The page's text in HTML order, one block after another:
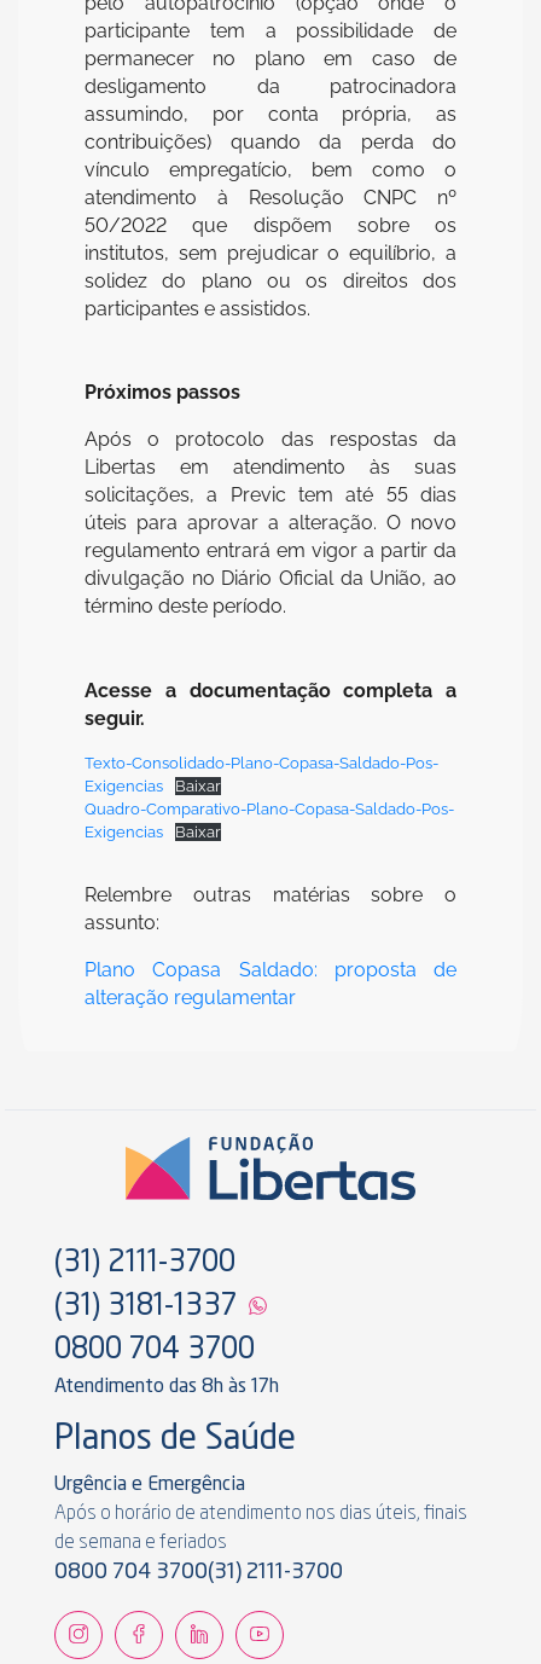
participante tem a possibilidade de
permanecer no plano em caso de
desligamento da patrocinadora
assumindo, por conta própria, as
contribuições) quando da perda do
vínculo empregatício, bem como o
atendimento à Resolução CNPC nº
50/2022 que dispõem sobre os
institutos, sem prejudicar o equilíbrio, a
solidez do plano ou os direitos dos
participantes e assistidos.
Próximos passos
Após o protocolo das respostas da
Libertas em atendimento às suas
solicitações, a Previc tem até 55 dias
úteis para aprovar a alteração. O novo
regulamento entrará em vigor a partir da
divulgação no Diário Oficial da União, ao
término deste período.
Acesse a documentação completa a
seguir.
Texto-Consolidado-Plano-Copasa-Saldado-Pos-
Exigencias
Baixar
Quadro-Comparativo-Plano-Copasa-Saldado-Pos-
Exigencias
Baixar
Relembre outras matérias sobre o
assunto:
Plano Copasa Saldado: proposta de
alteração regulamentar
(31) 2111-3700
(31) 3181-1337
0800 704 3700
Atendimento das 8h às 17h
Planos de Saúde
Urgência e Emergência
Após o horário de atendimento nos dias úteis, finais
de semana e feriados
0800 704 3700(31) 2111-3700